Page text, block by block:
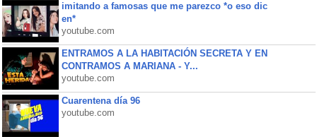
imitando a famosas que me parezco *o eso dic
en*
youtube.com
ENTRAMOS A LA HABITACIÓN SECRETA Y EN
CONTRAMOS A MARIANA - Y...
youtube.com
Cuarentena día 96
youtube.com